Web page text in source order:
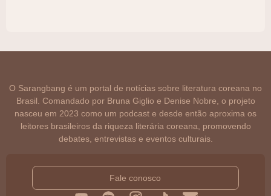
O Sarangbang é um portal de notícias sobre literatura coreana no
Brasil. Comandado por Bruna Giglio e Denise Nobre, o projeto
nasceu em 2023 como um podcast e desde então aproxima os
leitores brasileiros da riqueza literária coreana, promovendo
debates, entrevistas e eventos culturais.
Fale conosco